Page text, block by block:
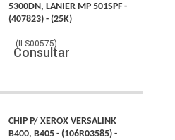
5300DN, LANIER MP 501SPF -
(407823) - (25K)
( ILS00575)
Consultar
CHIP P/ XEROX VERSALINK
B400, B405 - (106R03585) -